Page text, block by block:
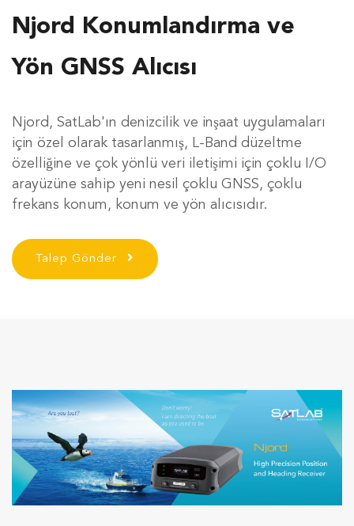
Njord Konumlandırma ve
Yön GNSS Alıcısı
Njord, SatLab'ın denizcilik ve inşaat uygulamaları
için özel olarak tasarlanmış, L-Band düzeltme
özelliğine ve çok yönlü veri iletişimi için çoklu I/O
arayüzüne sahip yeni nesil çoklu GNSS, çoklu
frekans konum, konum ve yön alıcısıdır.
Talep Gönder